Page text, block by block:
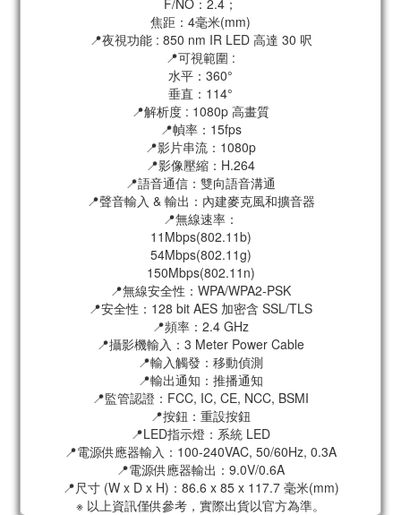
焦距：4毫米(mm)
📍夜視功能 : 850 nm IR LED 高達 30 呎
📍可視範圍 :
水平：360°
垂直：114°
📍解析度 : 1080p 高畫質
📍幀率：15fps
📍影片串流：1080p
📍影像壓縮：H.264
📍語音通信：雙向語音溝通
📍聲音輸入 & 輸出：內建麥克風和擴音器
📍無線速率：
11Mbps(802.11b)
54Mbps(802.11g)
150Mbps(802.11n)
📍無線安全性：WPA/WPA2-PSK
📍安全性：128 bit AES 加密含 SSL/TLS
📍頻率：2.4 GHz
📍攝影機輸入：3 Meter Power Cable
📍輸入觸發：移動偵測
📍輸出通知：推播通知
📍監管認證：FCC, IC, CE, NCC, BSMI
📍按鈕：重設按鈕
📍LED指示燈：系統 LED
📍電源供應器輸入：100-240VAC, 50/60Hz, 0.3A
📍電源供應器輸出：9.0V/0.6A
📍尺寸 (W x D x H)：86.6 x 85 x 117.7 毫米(mm)
※ 以上資訊僅供參考，實際出貨以官方為準。